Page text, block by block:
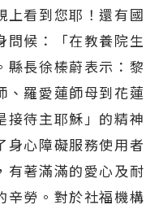
上看到您耶！還有國
問候：「在教養院生
縣長徐榛蔚表示：黎
、羅愛蓮師母到花蓮
接待主耶穌」的精神
身心障礙服務使用者
有著滿滿的愛心及耐
辛勞。對於社福機構